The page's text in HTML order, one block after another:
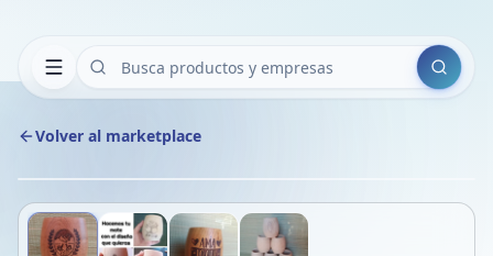
Buscar
Volver al marketplace
1/4